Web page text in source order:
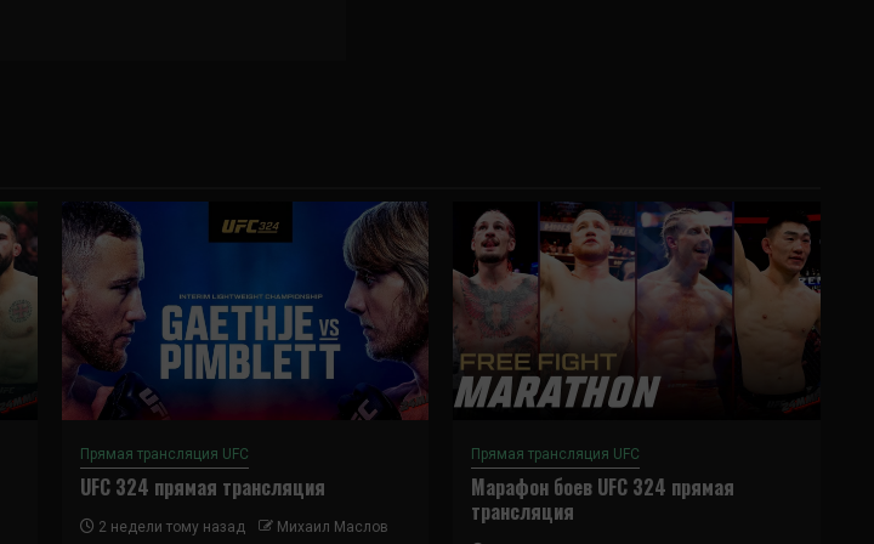
Прямая трансляция UFC
UFC 324 прямая трансляция
2 недели тому назад Михаил Маслов
Прямая трансляция UFC
Марафон боев UFC 324 прямая
трансляция